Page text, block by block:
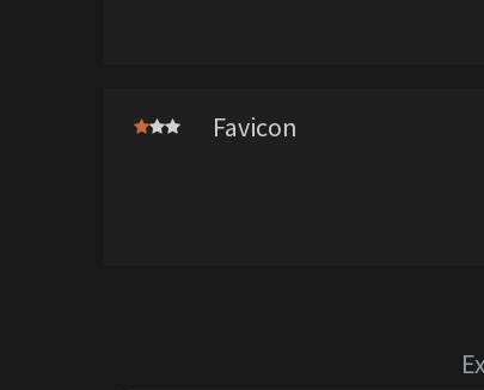
Favicon